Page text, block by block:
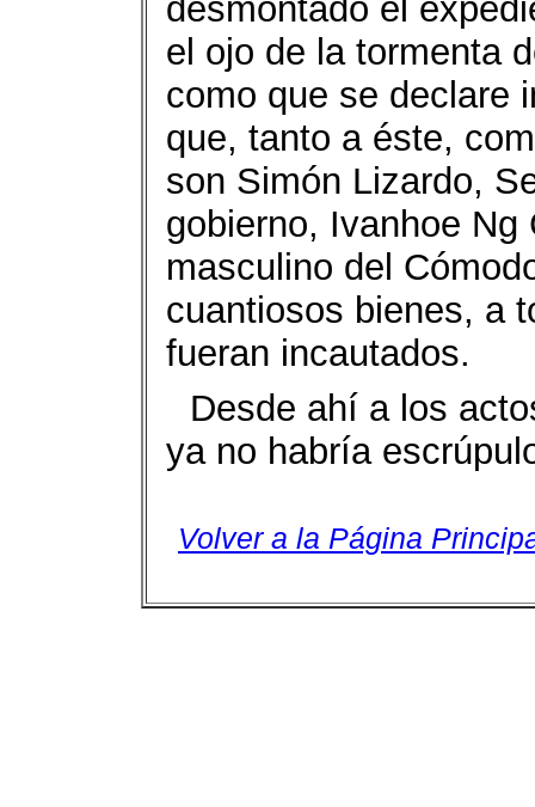
desmontado el
el ojo de la tormenta
como que se declare
que, tanto a éste,
son Simón Lizardo,
gobierno, Ivanhoe
masculino del
cuantiosos bienes, a
fueran incautados.
Desde ahí a los
ya no habría
Volver a la Página